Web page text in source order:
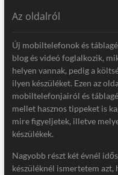
Az oldalról
Új mobiltelefonok és
blog és videó foglalkozik,
helyen vannak, pedig a
ilyen készüléket. Ezen az
mobiltelefonjairól és
mellet hasznos tippeket is
mire figyeljetek, illetve
készülékek.
Nagyobb részt két évnél
készüléknél ismertetem